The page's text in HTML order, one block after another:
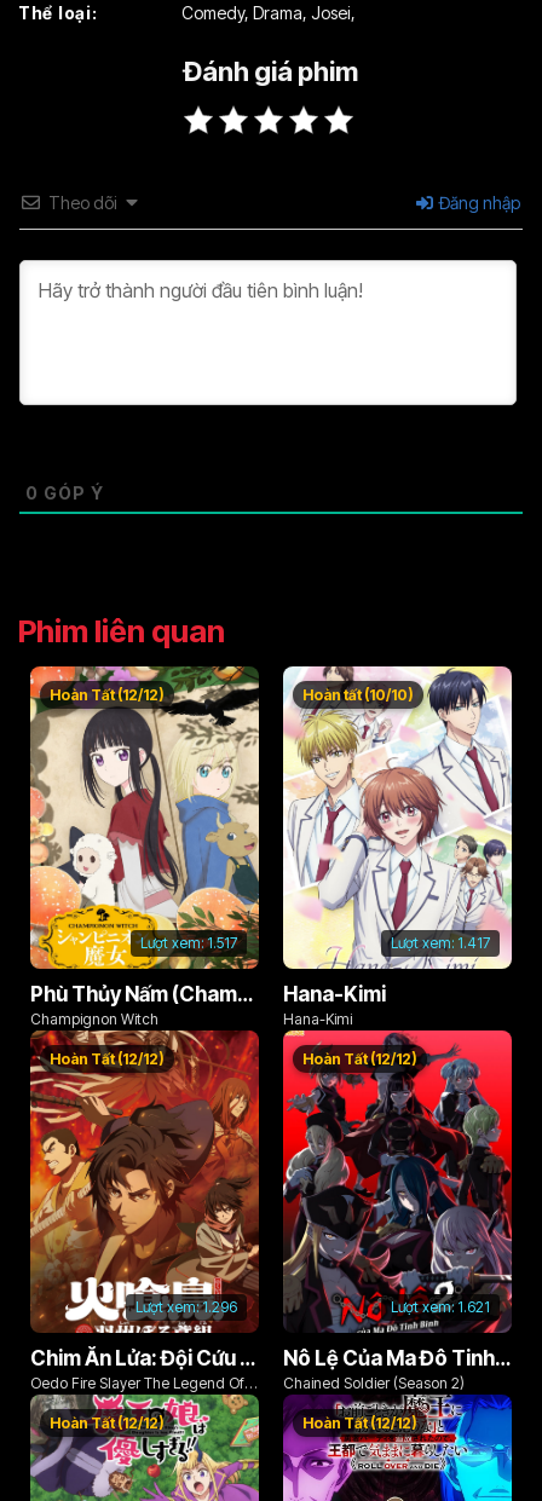
Thể loại:
Comedy, Drama, Josei,
Đánh giá phim
Theo dõi Đăng nhập
0 GÓP Ý
Phim liên quan
Lượt xem:1.517
Hoàn Tất (12/12)
Phù Thủy Nấm (Champignon no Majo)
Champignon Witch
Lượt xem: 1.417
Hoàn tất (10/10)
Hana-Kimi
Hana-Kimi
Lượt xem:1.296
Hoàn Tất (12/12)
Chim Ăn Lửa: Đội Cứu Hỏa Rách Rưới Vùng Ushu
Oedo Fire Slayer The Legend Of
Phoenix
Lượt xem: 1.621
Hoàn Tất (12/12)
Nô Lệ Của Ma Đô Tinh Binh (Phần 2)
Chained Soldier (Season 2)
Hoàn Tất (12/12) Hoàn Tất (12/12)